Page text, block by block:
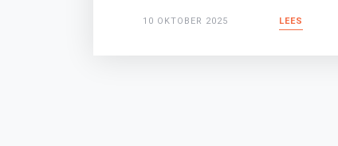
10 OKTOBER 2025 LEES